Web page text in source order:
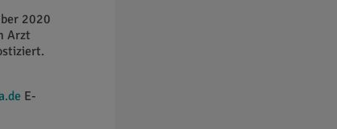
2020
Arzt
E-